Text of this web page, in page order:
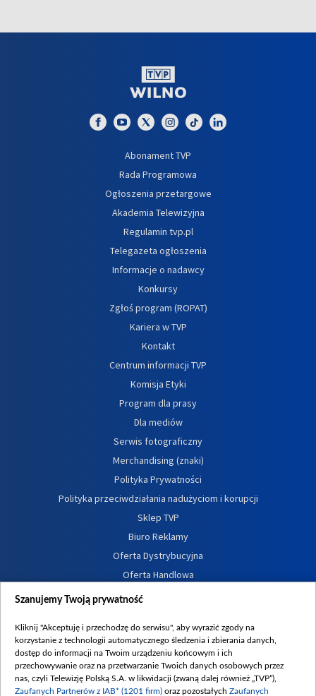
Abonament TVP
Rada Programowa
Ogłoszenia przetargowe
Akademia Telewizyjna
Regulamin tvp.pl
Telegazeta ogłoszenia
Informacje o nadawcy
Konkursy
Zgłoś program (ROPAT)
Kariera w TVP
Kontakt
Centrum informacji TVP
Komisja Etyki
Program dla prasy
Dla mediów
Serwis fotograficzny
Merchandising (znaki)
Polityka Prywatności
Polityka przeciwdziałania nadużyciom i korupcji
Sklep TVP
Biuro Reklamy
Oferta Dystrybucyjna
Oferta Handlowa
Dostępność
Procedura zgłoszeń wewnętrznych
Szanujemy Twoją prywatność
Kliknij "Akceptuję i przechodzę do serwisu", aby wyrazić zgody na
korzystanie z technologii automatycznego śledzenia i zbierania danych,
dostęp do informacji na Twoim urządzeniu końcowym i ich
przechowywanie oraz na przetwarzanie Twoich danych osobowych przez
nas, czyli Telewizję Polską S.A. w likwidacji (zwaną dalej również „TVP”),
Zaufanych Partnerów z IAB* (1201 firm) oraz pozostałych Zaufanych